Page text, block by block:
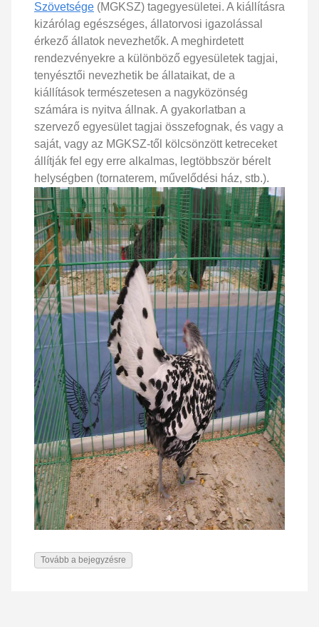
Szövetsége (MGKSZ) tagegyesületei. A kiállításra
kizárólag egészséges, állatorvosi igazolással
érkező állatok nevezhetők. A meghirdetett
rendezvényekre a különböző egyesületek tagjai,
tenyésztői nevezhetik be állataikat, de a
kiállítások természetesen a nagyközönség
számára is nyitva állnak. A gyakorlatban a
szervező egyesület tagjai összefognak, és vagy a
saját, vagy az MGKSZ-től kölcsönzött ketreceket
állítják fel egy erre alkalmas, legtöbbször bérelt
helységben (tornaterem, művelődési ház, stb.).
Tovább a bejegyzésre